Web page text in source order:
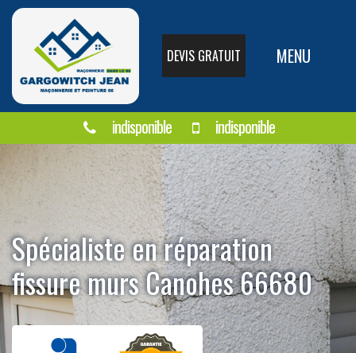
DEVIS GRATUIT MENU
indisponible indisponible
Spécialiste en réparation
fissure murs Canohes 66680